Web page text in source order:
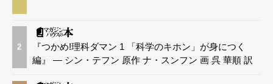
2
『つかめ!理科ダマン 1 「科学のキホン」が身につく
編』 — シン・テフン 原作 ナ・スンフン 画 呉 華順 訳